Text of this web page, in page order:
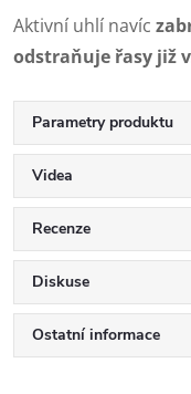
Aktivní uhlí navíc
odstraňuje řasy již
Parametry produktu
Videa
Recenze
Diskuse
Ostatní informace